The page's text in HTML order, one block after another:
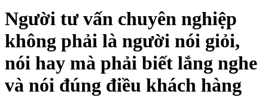
Người tư vấn chuyên nghiệp
không phải là người nói giỏi,
nói hay mà phải biết lắng nghe
và nói đúng điều khách hàng